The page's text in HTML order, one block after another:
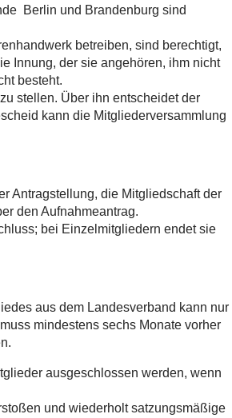
Berlin und Brandenburg sind
betreiben, sind berechtigt,
Innung, der sie angehören, ihm nicht
besteht.
stellen. Über ihn entscheidet der
kann die Mitgliederversammlung
Antragstellung, die Mitgliedschaft der
den Aufnahmeantrag.
bei Einzelmitgliedern endet sie
aus dem Landesverband kann nur
mindestens sechs Monate vorher
ausgeschlossen werden, wenn
und wiederholt satzungsmäßige